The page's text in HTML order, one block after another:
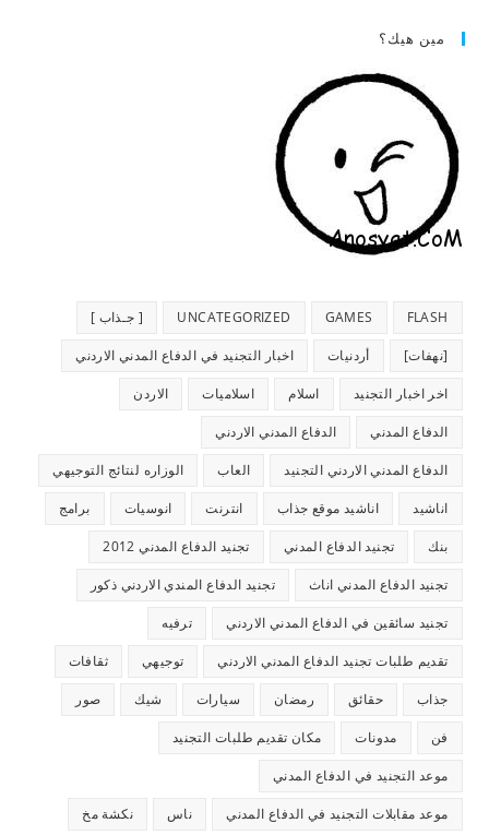
مين هيك؟
FLASH
GAMES
UNCATEGORIZED [ جـذاب ]
[نهفات] أردنيات اخبار التجنيد في الدفاع المدني الاردني
اخر اخبار التجنيد اسلام اسلاميات الاردن
الدفاع المدني الدفاع المدني الاردني
الدفاع المدني الاردني التجنيد العاب الوزاره لنتائج التوجيهي
اناشيد اناشيد موقع جذاب انترنت انوسيات برامج
بنك تجنيد الدفاع المدني تجنيد الدفاع المدني 2012
تجنيد الدفاع المدني اناث تجنيد الدفاع المندي الاردني ذكور
تجنيد سائقين في الدفاع المدني الاردني ترفيه
تقديم طلبات تجنيد الدفاع المدني الاردني توجيهي ثقافات
جذاب حقائق رمضان سيارات شيك صور
فن مدونات مكان تقديم طلبات التجنيد
موعد التجنيد في الدفاع المدني
موعد مقابلات التجنيد في الدفاع المدني ناس نكشة مخ